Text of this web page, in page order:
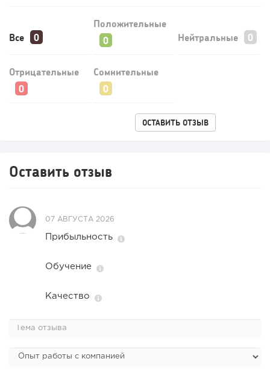
Все
Положительные
Нейтральные
Отрицательные Сомнительные
ОСТАВИТЬ ОТЗЫВ
Оставить отзыв
07 АВГУСТА 2026
Прибыльность
Обучение
Качество